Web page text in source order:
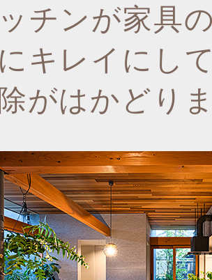
チンが家具
キレイにし
がはかどり